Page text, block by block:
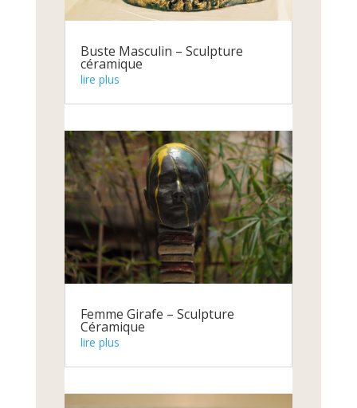
Buste Masculin – Sculpture
céramique
lire plus
Femme Girafe – Sculpture
Céramique
lire plus